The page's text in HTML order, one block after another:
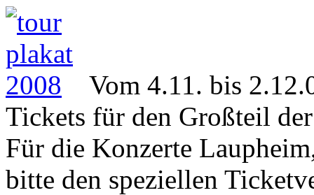
Vom 4.11. bis
Tickets für den Großteil
Für die Konzerte
bitte den speziellen